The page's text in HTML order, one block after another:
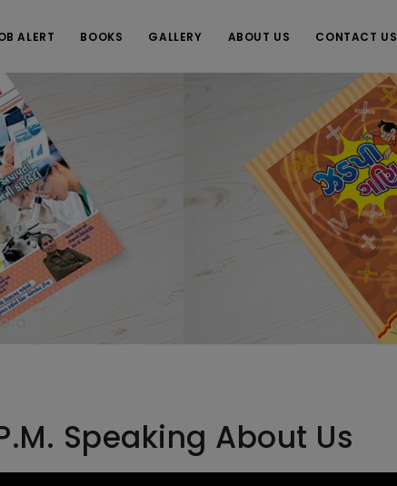
ALERT BOOKS GALLERY ABOUT US CONTACT US
Speaking About Us